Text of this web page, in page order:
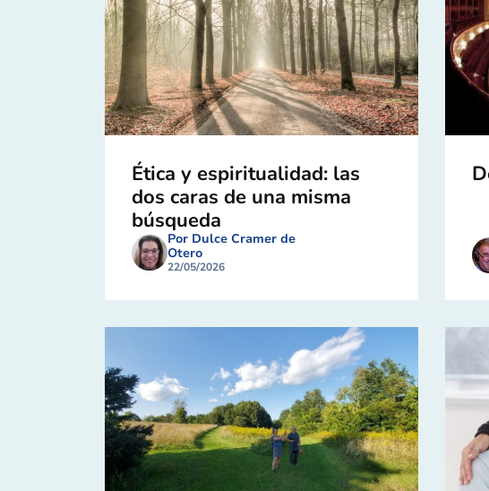
Ética y espiritualidad: las
dos caras de una misma
búsqueda
Por Dulce Cramer de
Otero
22/05/2026